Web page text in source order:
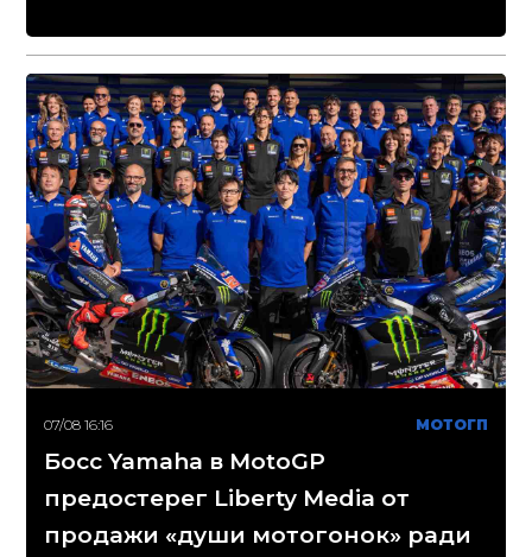
07/08 16:16 МОТОГП
Босс Yamaha в MotoGP
предостерег Liberty Media от
продажи «души мотогонок» ради